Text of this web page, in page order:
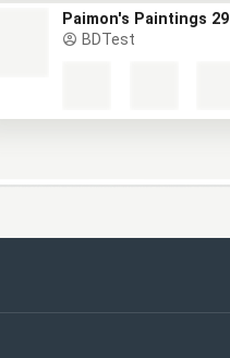
Paimon's Paintings 29
BDTest